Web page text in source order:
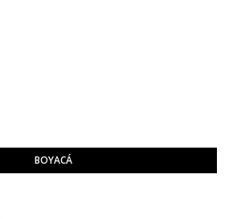
BOYACÁ